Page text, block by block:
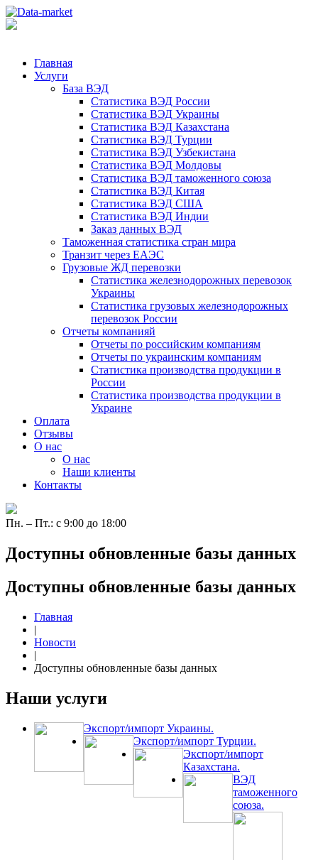
Главная
Услуги
База ВЭД
Статистика ВЭД России
Статистика ВЭД Украины
Статистика ВЭД Казахстана
Статистика ВЭД Турции
Статистика ВЭД Узбекистана
Статистика ВЭД Молдовы
Статистика ВЭД таможенного союза
Статистика ВЭД Китая
Статистика ВЭД США
Статистика ВЭД Индии
Заказ данных ВЭД
Таможенная статистика стран мира
Транзит через ЕАЭС
Грузовые ЖД перевозки
Статистика железнодорожных перевозок
Украины
Статистика грузовых железнодорожных
перевозок России
Отчеты компанияй
Отчеты по российским компаниям
Отчеты по украинским компаниям
Статистика производства продукции в
России
Статистика производства продукции в
Украине
Оплата
Отзывы
О нас
О нас
Наши клиенты
Контакты
Пн. – Пт.: с 9:00 до 18:00
Доступны обновленные базы данных
Доступны обновленные базы данных
Главная
|
Новости
|
Доступны обновленные базы данных
Наши услуги
Экспорт/импорт Украины.
Экспорт/импорт Турции.
Экспорт/импорт
Казахстана.
ВЭД
таможенного
союза.